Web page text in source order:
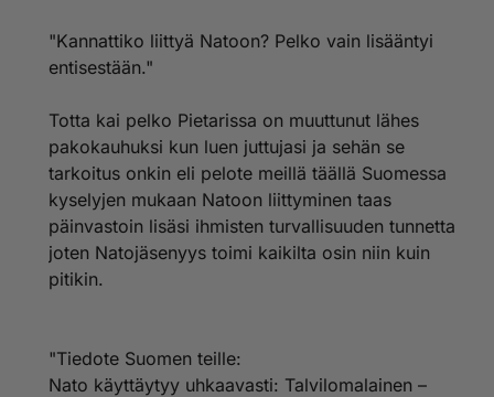
"Kannattiko liittyä Natoon? Pelko vain lisääntyi
entisestään."
Totta kai pelko Pietarissa on muuttunut lähes
pakokauhuksi kun luen juttujasi ja sehän se
tarkoitus onkin eli pelote meillä täällä Suomessa
kyselyjen mukaan Natoon liittyminen taas
päinvastoin lisäsi ihmisten turvallisuuden tunnetta
joten Natojäsenyys toimi kaikilta osin niin kuin
pitikin.
"Tiedote Suomen teille:
Nato käyttäytyy uhkaavasti: Talvilomalainen –